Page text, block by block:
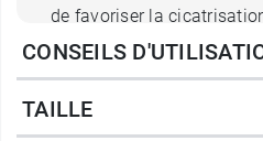
de favoriser la
Elle évite également que
activité physique. Cette
CONSEILS
TAILLE